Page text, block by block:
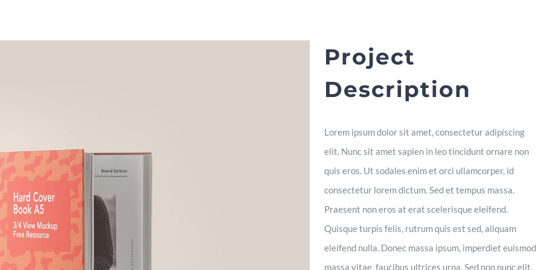
Project
Description
Lorem ipsum dolor sit amet, consectetur adipiscing
elit. Nunc sit amet sapien in leo tincidunt ornare non
quis eros. Ut sodales enim et orci ullamcorper, id
consectetur lorem dictum. Sed et tempus massa.
Praesent non eros at erat scelerisque eleifend.
Quisque turpis felis, rutrum quis est sed, aliquam
eleifend nulla. Donec massa ipsum, imperdiet euismod
massa vitae, faucibus ultrices urna. Sed non nunc elit.